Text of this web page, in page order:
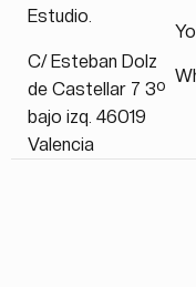
Estudio.
C/ Esteban Dolz
de Castellar 7 3º
bajo izq. 46019
Valencia